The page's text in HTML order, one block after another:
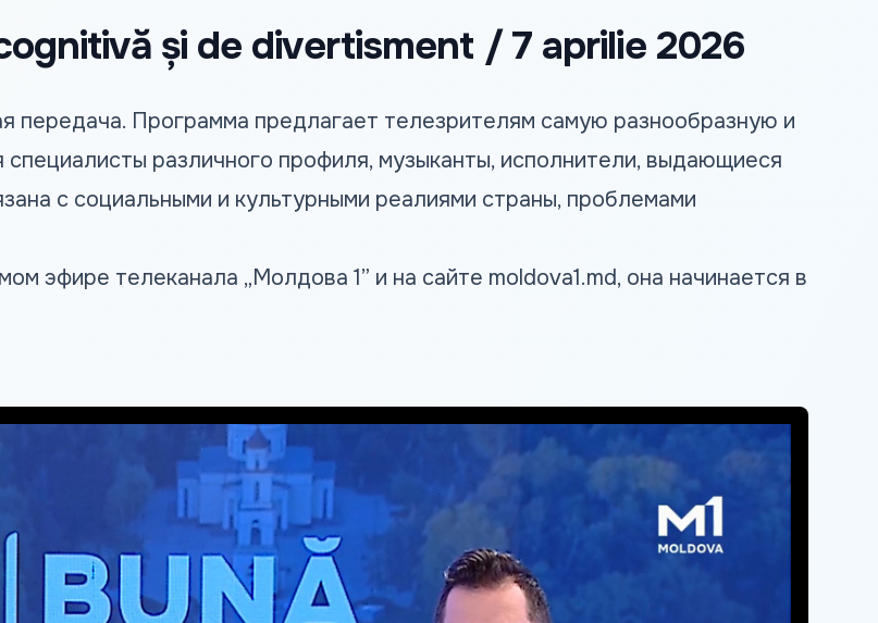
și de divertisment / 7 aprilie 2026
передача. Программа предлагает телезрителям самую разнообразную и
различного профиля, музыканты, исполнители, выдающиеся
с социальными и культурными реалиями страны, проблемами
эфире телеканала „Молдова 1” и на сайте moldova1.md, она начинается в